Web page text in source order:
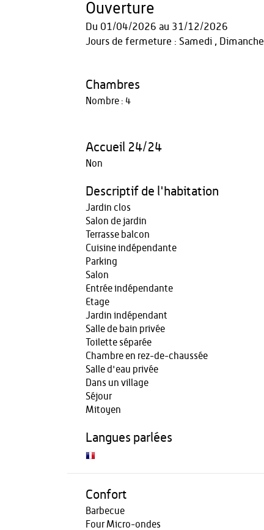
Ouverture
Du 01/04/2026 au 31/12/2026
Jours de fermeture : Samedi , Dimanche
Chambres
Nombre : 4
Accueil 24/24
Non
Descriptif de l'habitation
Jardin clos
Salon de jardin
Terrasse balcon
Cuisine indépendante
Parking
Salon
Entrée indépendante
Etage
Jardin indépendant
Salle de bain privée
Toilette séparée
Chambre en rez-de-chaussée
Salle d'eau privée
Dans un village
Séjour
Mitoyen
Langues parlées
Confort
Barbecue
Four Micro-ondes